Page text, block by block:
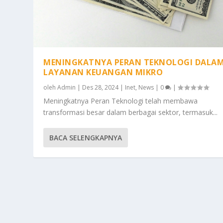
MENINGKATNYA PERAN TEKNOLOGI
LAYANAN KEUANGAN MIKRO
olehAdmin | Des 28, 2024| Inet, News | 0 |
Meningkatnya Peran Teknologi telah membawa
transformasi besar dalam berbagai sektor, termasuk...
BACA SELENGKAPNYA